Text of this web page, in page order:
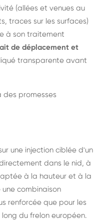
(allées et venues au
traces sur les surfaces)
à son traitement
de déplacement et
transparente avant
promesses
une injection ciblée d'un
dans le nid, à
à la hauteur et à la
combinaison
renforcée que pour les
du frelon européen.